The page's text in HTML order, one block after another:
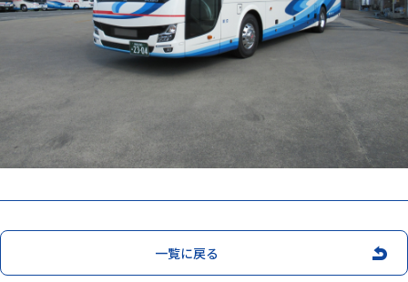
一覧に戻る